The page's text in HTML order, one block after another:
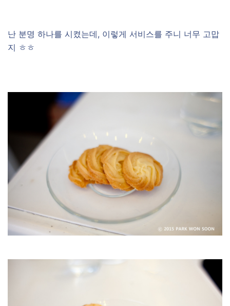
난 분명 하나를 시켰는데, 이렇게 서비스를 주니 너무 고맙
지 ㅎㅎ